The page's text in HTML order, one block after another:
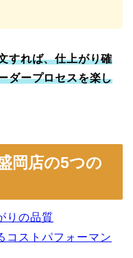
すれば、仕上がり確
ダープロセスを楽し
岡店の5つの
りの品質
コストパフォーマン